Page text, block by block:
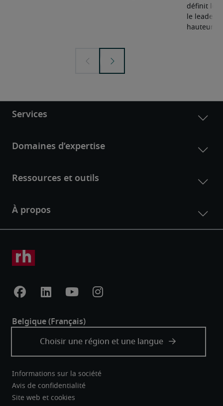
définit les
le
hauteur
Informations sur la société
Avis de confidentialité
Site web et cookies